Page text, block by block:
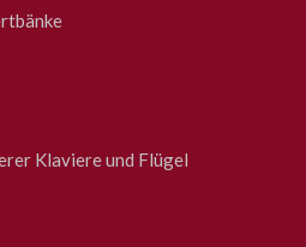
Klaviere und Flügel